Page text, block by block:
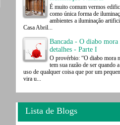
É muito comum vermos
como única forma de
ambientes a iluminação
Casa Abril...
Bancada - O diabo mora
detalhes - Parte I
O provérbio: “O diabo mora
tem sua razão de ser quando
uso de qualquer coisa que por um
vira u...
Lista de Blogs